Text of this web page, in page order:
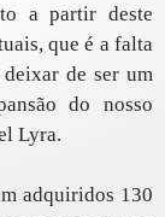
a partir deste
que é a falta
de ser um
do nosso
Lyra.
adquiridos 130